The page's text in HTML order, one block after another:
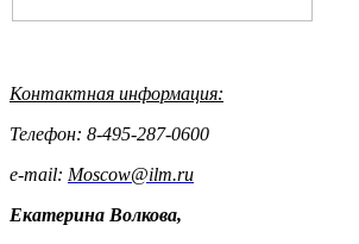
Контактная информация:
Телефон: 8-495-287-0600
e-mail: Moscow@ilm.ru
Екатерина Волкова,